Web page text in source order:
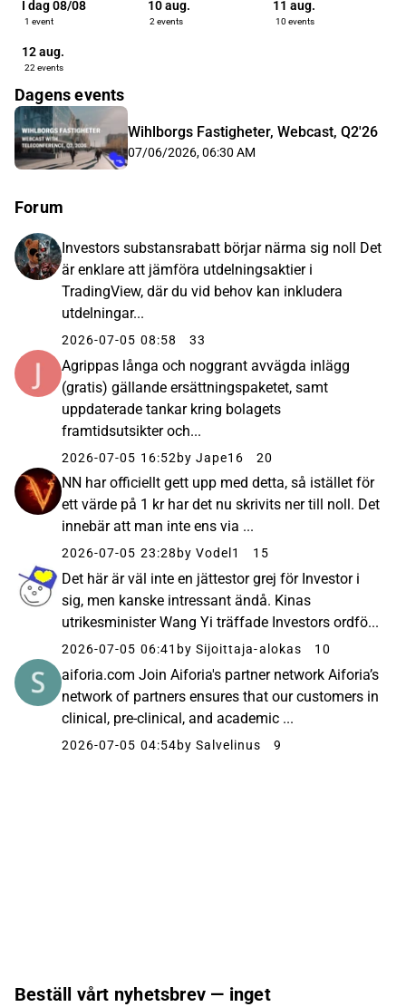
I dag 08/08
1 event
10 aug.
2 events
11 aug.
10 events
12 aug.
22 events
Dagens events
Wihlborgs Fastigheter, Webcast, Q2'26
07/06/2026, 06:30 AM
Forum
Investors substansrabatt börjar närma sig noll Det
är enklare att jämföra utdelningsaktier i
TradingView, där du vid behov kan inkludera
utdelningar...
2026-07-05 08:58 33
Agrippas långa och noggrant avvägda inlägg
(gratis) gällande ersättningspaketet, samt
uppdaterade tankar kring bolagets
framtidsutsikter och...
2026-07-05 16:52 by Jape16 20
NN har officiellt gett upp med detta, så istället för
ett värde på 1 kr har det nu skrivits ner till noll. Det
innebär att man inte ens via ...
2026-07-05 23:28 by Vodel1 15
Det här är väl inte en jättestor grej för Investor i
sig, men kanske intressant ändå. Kinas
utrikesminister Wang Yi träffade Investors ordfö...
2026-07-05 06:41 by Sijoittaja-alokas 10
aiforia.com Join Aiforia's partner network Aiforia’s
network of partners ensures that our customers in
clinical, pre-clinical, and academic ...
2026-07-05 04:54by Salvelinus 9
Beställ vårt nyhetsbrev — inget